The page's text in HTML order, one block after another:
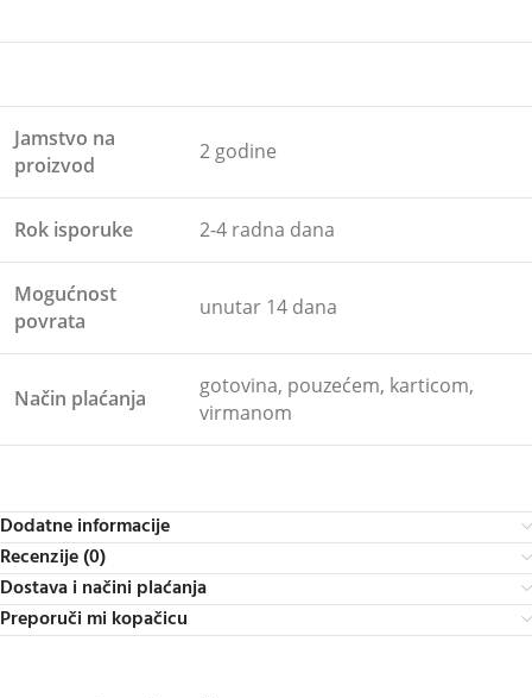
Jamstvo na
proizvod
2 godine
Rok isporuke 2-4 radna dana
Mogućnost
povrata
unutar 14 dana
Način plaćanja
gotovina, pouzećem, karticom,
virmanom
Dodatne informacije
Recenzije (0)
Dostava i načini plaćanja
Preporuči mi kopačicu